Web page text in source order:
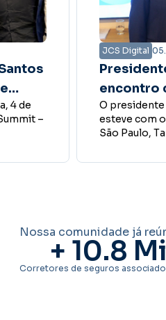
tem
do
Ber,
de
JCS Digital
Awards
A Revista
que definirá
Insurance
Nossa comunidade já
+ 10.8
Corretores de seguros